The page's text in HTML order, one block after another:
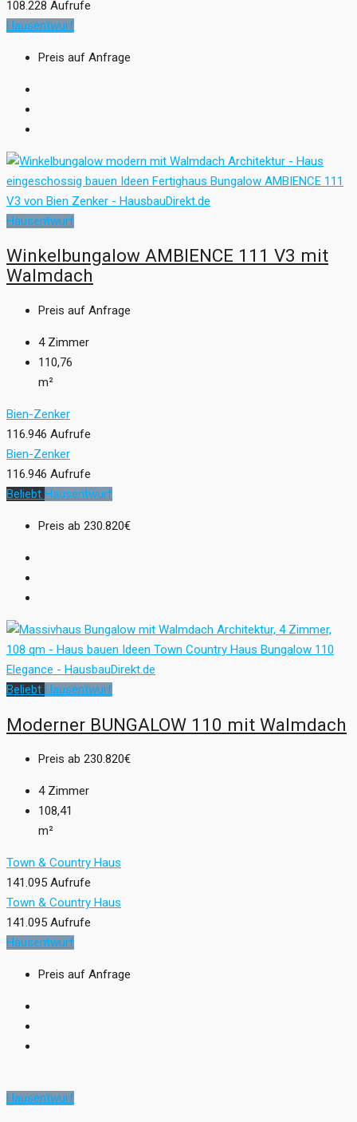
108.228 Aufrufe
Hausentwurf
Preis auf Anfrage
Hausentwurf
Winkelbungalow AMBIENCE 111 V3 mit
Walmdach
Preis auf Anfrage
4 Zimmer
110,76
m²
Bien-Zenker
116.946 Aufrufe
Bien-Zenker
116.946 Aufrufe
Beliebt Hausentwurf
Preis ab 230.820€
Beliebt Hausentwurf
Moderner BUNGALOW 110 mit Walmdach
Preis ab 230.820€
4 Zimmer
108,41
m²
Town & Country Haus
141.095 Aufrufe
Town & Country Haus
141.095 Aufrufe
Hausentwurf
Preis auf Anfrage
Hausentwurf